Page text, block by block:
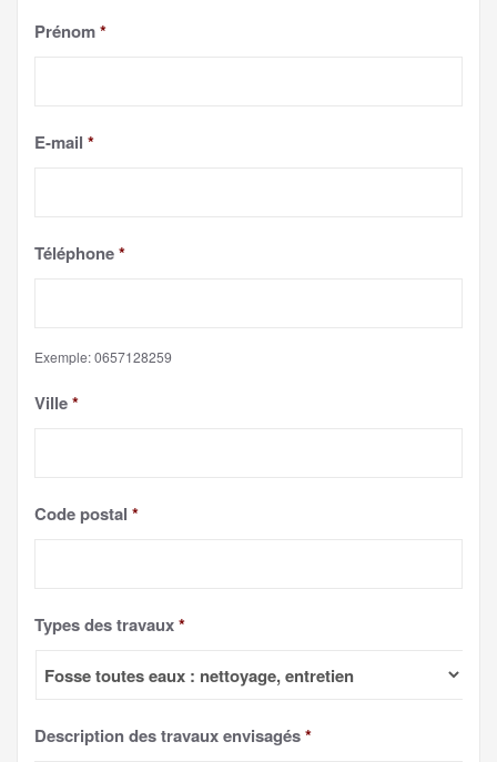
Prénom*
E-mail *
Téléphone*
Exemple: 0657128259
Ville*
Code postal *
Types des travaux*
Description des travaux envisagés*